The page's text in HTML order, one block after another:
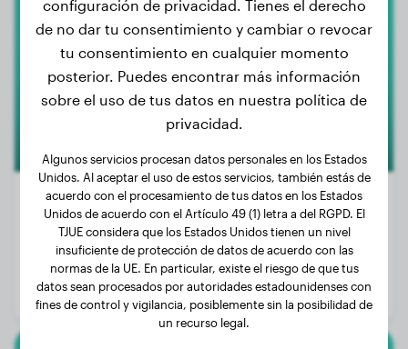
Bloom
Peso:
34 kg
Edad:
2 años, 7 meses
Género:
Perra
configuración de privacidad. Tienes el derecho
de no dar tu consentimiento y cambiar o revocar
tu consentimiento en cualquier momento
posterior. Puedes encontrar más información
sobre el uso de tus datos en nuestra política de
privacidad.
Algunos servicios procesan datos personales en los Estados
Unidos. Al aceptar el uso de estos servicios, también estás de
acuerdo con el procesamiento de tus datos en los Estados
Unidos de acuerdo con el Artículo 49 (1) letra a del RGPD. El
TJUE considera que los Estados Unidos tienen un nivel
insuficiente de protección de datos de acuerdo con las
normas de la UE. En particular, existe el riesgo de que tus
datos sean procesados por autoridades estadounidenses con
fines de control y vigilancia, posiblemente sin la posibilidad de
un recurso legal.